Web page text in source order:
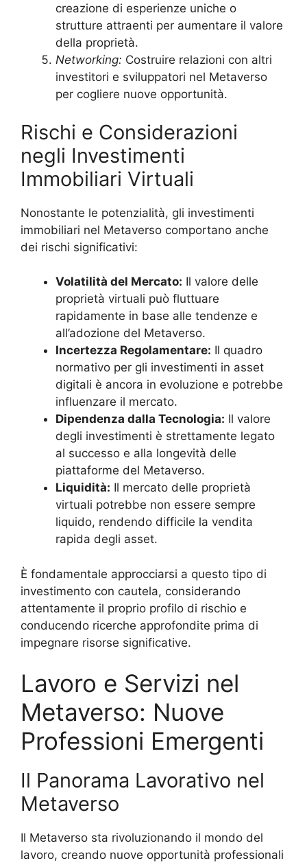
creazione di esperienze uniche o
strutture attraenti per aumentare il valore
della proprietà.
Networking: Costruire relazioni con altri
investitori e sviluppatori nel Metaverso
per cogliere nuove opportunità.
Rischi e Considerazioni
negli Investimenti
Immobiliari Virtuali
Nonostante le potenzialità, gli investimenti
immobiliari nel Metaverso comportano anche
dei rischi significativi:
Volatilità del Mercato: Il valore delle
proprietà virtuali può fluttuare
rapidamente in base alle tendenze e
all’adozione del Metaverso.
Incertezza Regolamentare: Il quadro
normativo per gli investimenti in asset
digitali è ancora in evoluzione e potrebbe
influenzare il mercato.
Dipendenza dalla Tecnologia: Il valore
degli investimenti è strettamente legato
al successo e alla longevità delle
piattaforme del Metaverso.
Liquidità: Il mercato delle proprietà
virtuali potrebbe non essere sempre
liquido, rendendo difficile la vendita
rapida degli asset.
È fondamentale approcciarsi a questo tipo di
investimento con cautela, considerando
attentamente il proprio profilo di rischio e
conducendo ricerche approfondite prima di
impegnare risorse significative.
Lavoro e Servizi nel
Metaverso: Nuove
Professioni Emergenti
Il Panorama Lavorativo nel
Metaverso
Il Metaverso sta rivoluzionando il mondo del
lavoro, creando nuove opportunità professionali